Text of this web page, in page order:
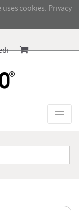
cookies. Privacy